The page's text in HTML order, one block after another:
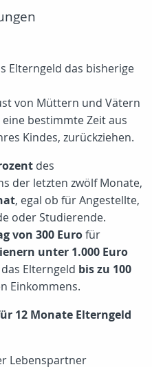
Elterngeld das bisherige
von Müttern und Vätern
bestimmte Zeit aus
Kindes, zurückziehen.
des
der letzten zwölf Monate,
, egal ob für Angestellte,
oder Studierende.
von 300 Eurofür
unter 1.000 Euro
Elterngeld bis zu 100
Einkommens.
12 Monate Elterngeld
Lebenspartner